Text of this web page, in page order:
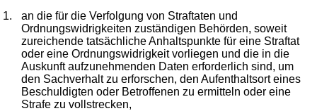
1.
an die für die Verfolgung von Straftaten und
Ordnungswidrigkeiten zuständigen Behörden, soweit
zureichende tatsächliche Anhaltspunkte für eine Straftat
oder eine Ordnungswidrigkeit vorliegen und die in die
Auskunft aufzunehmenden Daten erforderlich sind, um
den Sachverhalt zu erforschen, den Aufenthaltsort eines
Beschuldigten oder Betroffenen zu ermitteln oder eine
Strafe zu vollstrecken,